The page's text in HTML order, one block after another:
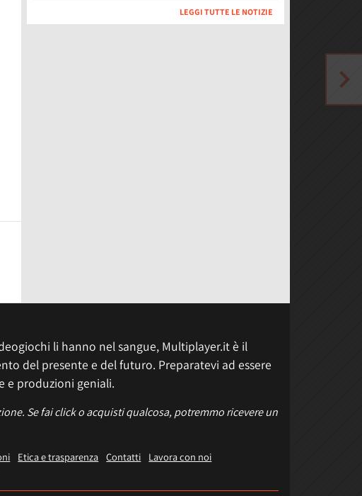
LEGGI TUTTE LE NOTIZIE
li hanno nel sangue, Multiplayer.it è il
del presente e del futuro. Preparatevi ad essere
e produzioni geniali.
Se fai click o acquisti qualcosa, potremmo ricevere un
Etica e trasparenza Contatti
Lavora con noi